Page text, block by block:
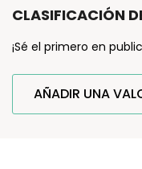
CLASIFICACIÓN
¡Sé el primero en
AÑADIR UNA